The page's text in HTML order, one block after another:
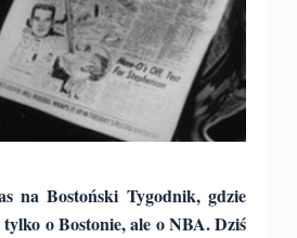
na Bostoński Tygodnik, gdzie
o Bostonie, ale o NBA. Dziś